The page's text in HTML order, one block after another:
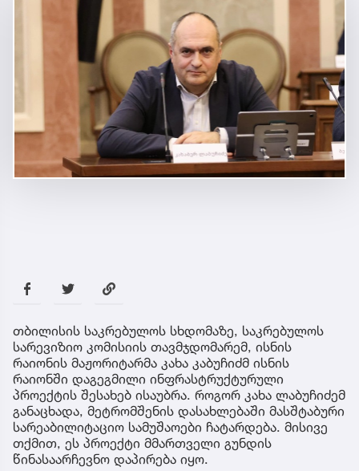
თბილისის საკრებულოს სხდომაზე, საკრებულოს
სარევიზიო კომისიის თავმჯდომარემ, ისნის
რაიონის მაჟორიტარმა კახა კაბუჩიძმ ისნის
რაიონში დაგეგმილი ინფრასტრუქტურული
პროექტის შესახებ ისაუბრა. როგორ კახა ლაბუჩიძემ
განაცხადა, მეტრომშენის დასახლებაში მასშტაბური
სარეაბილიტაციო სამუშაოები ჩატარდება. მისივე
თქმით, ეს პროექტი მმართველი გუნდის
წინასაარჩევნო დაპირება იყო.